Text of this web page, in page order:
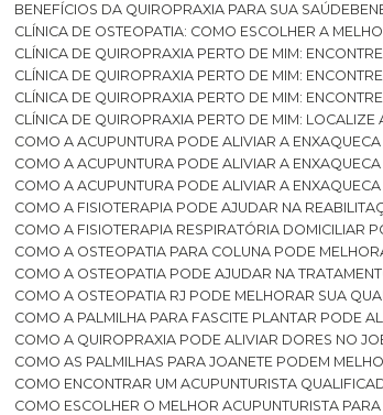
BENEFÍCIOS DA QUIROPRAXIA PARA SUA SAÚDE
CLÍNICA DE OSTEOPATIA: COMO ESCOLHER A
CLÍNICA DE QUIROPRAXIA PERTO DE MIM:
CLÍNICA DE QUIROPRAXIA PERTO DE MIM:
CLÍNICA DE QUIROPRAXIA PERTO DE MIM:
CLÍNICA DE QUIROPRAXIA PERTO DE MIM:
COMO A ACUPUNTURA PODE ALIVIAR A
COMO A ACUPUNTURA PODE ALIVIAR A
COMO A ACUPUNTURA PODE ALIVIAR A
COMO A FISIOTERAPIA PODE AJUDAR NA
COMO A FISIOTERAPIA RESPIRATÓRIA DOMICILIAR
COMO A OSTEOPATIA PARA COLUNA PODE
COMO A OSTEOPATIA PODE AJUDAR NA
COMO A OSTEOPATIA RJ PODE MELHORAR SUA
COMO A PALMILHA PARA FASCITE PLANTAR PODE
COMO A QUIROPRAXIA PODE ALIVIAR DORES NO
COMO AS PALMILHAS PARA JOANETE PODEM
COMO ENCONTRAR UM ACUPUNTURISTA
COMO ESCOLHER O MELHOR ACUPUNTURISTA